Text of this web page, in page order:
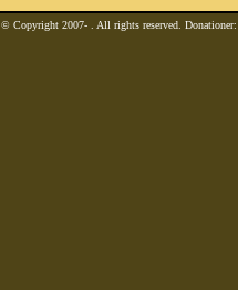
© Copyright 2007- . All rights reserved.